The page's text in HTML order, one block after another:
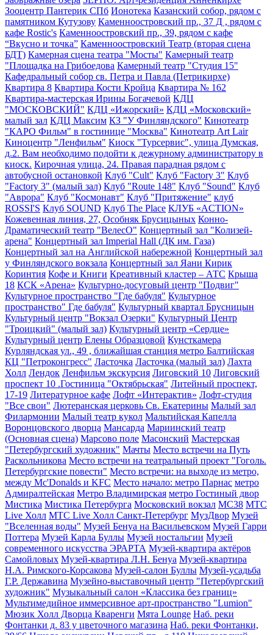
Зооцентр Пантерик СПб Ионотека Казанский собор, рядом с
памятником Кутузову Каменноостровский пр., 37 Д , рядом с
кафе Rostic's Каменноостровский пр., 39, рядом с кафе
“Вкусно и точка” Каменноостровский Театр (вторая сцена
БДТ) Камерная сцена театра "Мосты" Камерный театр
"Площадка на Грибоедова Камерный театр "Студия 15"
Кафедральный собор св. Петра и Павла (Петрикирхе)
Квартира 8 Квартира Кости Кройца Квартира № 162
Квартира-мастерская Ирины Богачевой КДЦ
"МОСКОВСКИЙ" КДЦ «Ижорский» КДЦ «Московский»
малый зал КДЦ Максим КЗ "У Финляндского" Кинотеатр
"КАРО Фильм" в гостинице "Москва" Кинотеатр Art Lair
Киноцентр "Ленфильм" Киоск "Турсервис", улица Думская,
д.2. Вам необходимо подойти к дежурному администратору в
киоск. Кирочная улица, 24. Правая парадная рядом с
автобусной остановкой Клуб "Cult" Клуб "Factory 3" Клуб
"Factory 3" (малый зал) Клуб "Route 148" Клуб "Sound" Клуб
"Аврора" Клуб "Космонавт" Клуб "Притяжение" клуб
ROSSI'S Клуб SOUND Клуб The Place КЛУБ «ACTION»
Кожевенная линия, 27, Особняк Брусицыных Конно-
Драматический театр "ВелесО" Концертный зал "Колизей-
арена" Концертный зал Imperial Hall (ДК им. Газа)
Концертный зал на Английской набережной Концертный зал
у Финляндского вокзала Концертный зал Яани Кирик
Коринтия Кофе и Книги Креативный кластер – АТС Крыша
18 КСК «Арена» Культурно-досуговый центр "Подвиг"
Культурное пространство "Где бабуля" Культурное
пространство" Где бабуля" Культурный квартал Брусницын
Культурный центр "Вокзал Озерки" Культурный Центр
"Троицкий" (малый зал) Культурный центр «Сердце»
Культурный центр Елены Образцовой Кунсткамера
Курляндская ул., 49 , ближайшая станция метро Балтийская
КЦ "Петроконгресс" Ласточка Ласточка (малый зал) Лахта
Холл Лендок Ленфильм экскурсия Лиговский 10 Лиговский
проспект 10 .Гостиница "Октябрьская" Литейный проспект,
17-19 Литературное кафе Лофт «Интерактив» Лофт-студия
"Все свои" Лютеранская церковь Св. Екатерины Малый зал
Филармонии Малый театр кукол Мальтийская Капелла
Воронцовского дворца Мансарда Мариинский театр
(Основная сцена) Марсово поле Масонский Мастерская
"Петербургский художник" Мачты Место встречи на Путь
Раскольникова Место встречи на театральный проект "Гоголь.
Петербургские повести" Место встречи: на выходе из метро,
между Mc'Donalds и KFC Место начало: метро Парнас метро
Адмиралтейская Метро Владимирская метро Гостиный двор
Мистика Мистика Петербурга Московский вокзал МС38 МТС
Live Холл МТС Live Холл Санкт-Петербург МузДвор Музей
"Вселенная воды" Музей Бенуа на Васильевском Музей Гарри
Поттера Музей Карла Буллы Музей ностальгии Музей
современного искусства ЭРАРТА Музей-квартира актёров
Самойловых Музей-квартира Л.Н. Бенуа Музей-квартира
Н.А. Римского-Корсакова Музей-салон Буллы Музей-усадьба
Г.Р. Державина Музейно-выставочный центр "Петербургский
художник" Музыкальный салон «Классика без границ»
Мультимедийное иммерсивное арт-пространство "Lumion"
Мюзик Холл Дворца Кваренги Мята Lounge Наб. реки
Фонтанки д. 83 у цветочного магазина Наб. реки Фонтанки,